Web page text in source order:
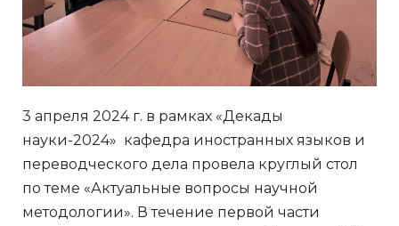
3 апреля 2024 г. в рамках «Декады
науки-2024» кафедра иностранных языков и
переводческого дела провела круглый стол
по теме «Актуальные вопросы научной
методологии». В течение первой части